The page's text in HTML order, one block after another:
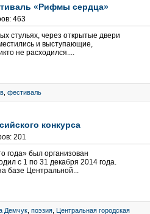
«Рифмы сердца»
463
стульях, через открытые двери
и выступающие,
не расходился....
фестиваль
конкурса
201
года» был организован
с 1 по 31 декабря 2014 года.
базе Центральной...
Демчук поэзия Центральная городская